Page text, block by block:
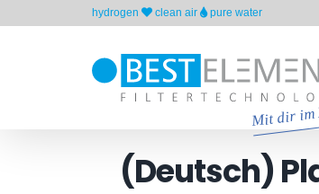
hydrogen clean air pure water
(Deutsch)